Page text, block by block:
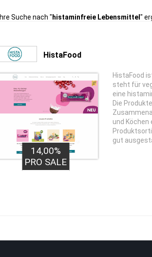
Ihre Suche nach " histaminfreie Lebensmittel "
HistaFood
14,00%
PRO SALE
HistaFood
steht für
eine
Die
und
gut